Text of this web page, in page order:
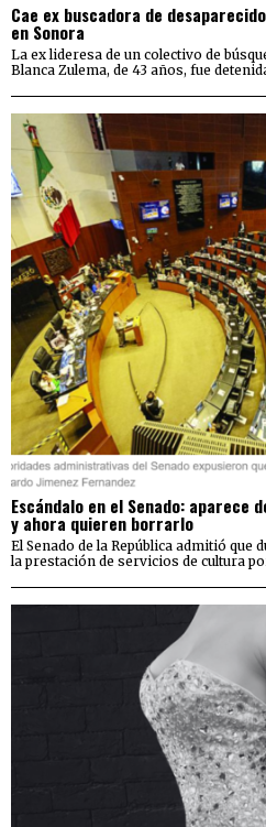
Cae ex buscadora de
en Sonora
La ex lideresa de un colectivo de
Blanca Zulema, de 43 años, fue
Escándalo en el Senado:
y ahora quieren borrarlo
El Senado de la República admitió que
la prestación de servicios de cultura